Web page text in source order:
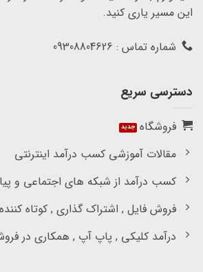
این مسیر یاری کنید.
شماره تماس : 09308804626
دسترسی سریع
فروشگاه
مقالات آموزشی کسب درآمد اینترنتی
کسب درآمد از شبکه های اجتماعی و
فروش فایل , اشتراک گذاری , کوتاه
درآمد کلیکی , پاپ آپ , همکاری در